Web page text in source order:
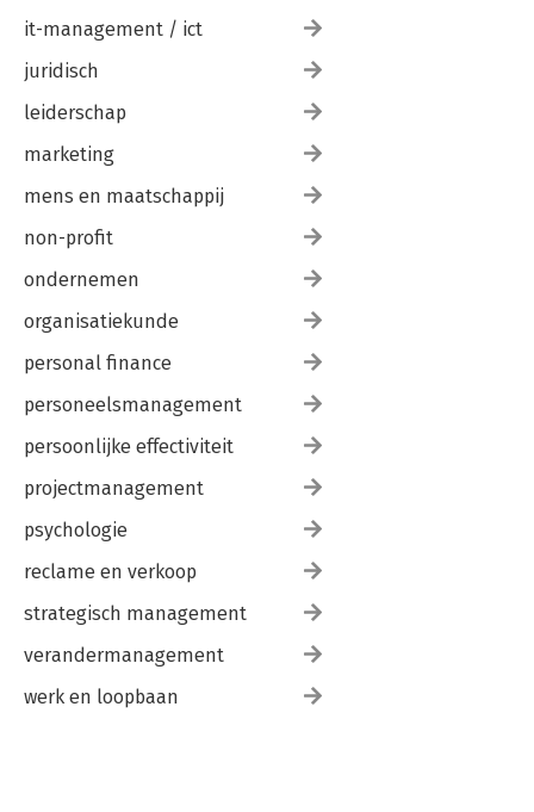
Strategic Survey
2023
Bekijk alle boeken
it-management / ict
juridisch
leiderschap
marketing
mens en maatschappij
non-profit
ondernemen
organisatiekunde
personal finance
personeelsmanagement
persoonlijke effectiviteit
projectmanagement
psychologie
reclame en verkoop
strategisch management
verandermanagement
werk en loopbaan